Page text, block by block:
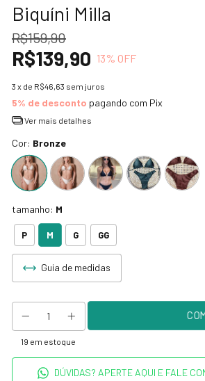
Biquíni Milla
R$159,90
R$139,90 13% OFF
3 x de R$46,63 sem juros
5% de desconto pagando com Pix
Ver mais detalhes
Cor: Bronze
tamanho: M
P M G GG
Guia de medidas
19 em estoque
DÚVIDAS? APERTE AQUI E FALE